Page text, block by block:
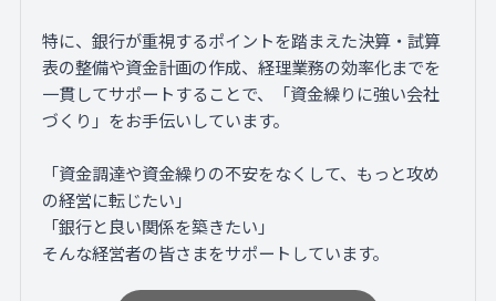
特に、銀行が重視するポイントを踏まえた決算・試算
表の整備や資金計画の作成、経理業務の効率化までを
一貫してサポートすることで、「資金繰りに強い会社
づくり」をお手伝いしています。
「資金調達や資金繰りの不安をなくして、もっと攻め
の経営に転じたい」
「銀行と良い関係を築きたい」
そんな経営者の皆さまをサポートしています。